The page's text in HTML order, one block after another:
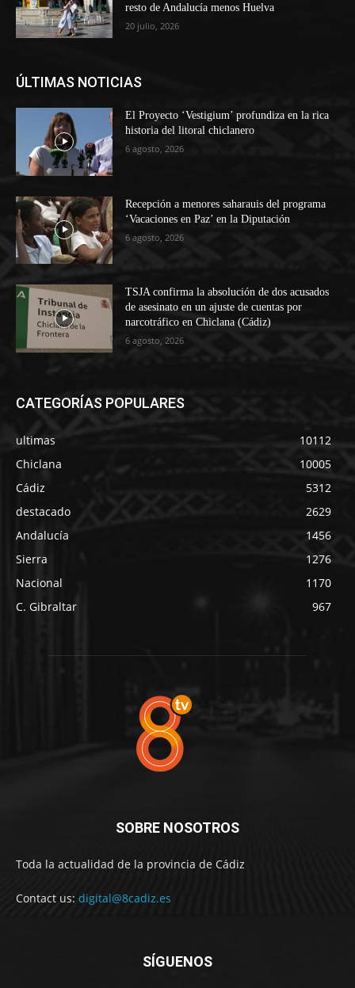
resto de Andalucía menos Huelva
20 julio, 2026
ÚLTIMAS NOTICIAS
El Proyecto ‘Vestigium’ profundiza en la rica
historia del litoral chiclanero
6 agosto, 2026
Recepción a menores saharauis del programa
‘Vacaciones en Paz’ en la Diputación
6 agosto, 2026
TSJA confirma la absolución de dos acusados
de asesinato en un ajuste de cuentas por
narcotráfico en Chiclana (Cádiz)
6 agosto, 2026
CATEGORÍAS POPULARES
ultimas
10112
Chiclana
10005
Cádiz
5312
destacado
2629
Andalucía
1456
Sierra
1276
Nacional
1170
C. Gibraltar
967
SOBRE NOSOTROS
Toda la actualidad de la provincia de Cádiz
Contact us: digital@8cadiz.es
SÍGUENOS